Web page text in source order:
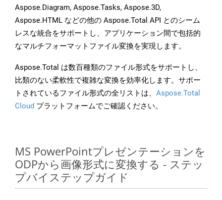
Aspose.Diagram, Aspose.Tasks, Aspose.3D,
Aspose.HTML などの他の Aspose.Total API とのシーム
レスな統合をサポートし、アプリケーション間で包括的
なマルチフォーマットファイル変換を実現します。
Aspose.Total は数百種類のファイル形式をサポートし、
比類のない柔軟性で複雑な変換を効率化します。サポー
トされているファイル形式の全リストは、 Aspose.Total
Cloud プラットフォームでご確認ください。
MS PowerPointプレゼンテーションを
ODPから画像形式に変換する - ステッ
プバイステップガイド